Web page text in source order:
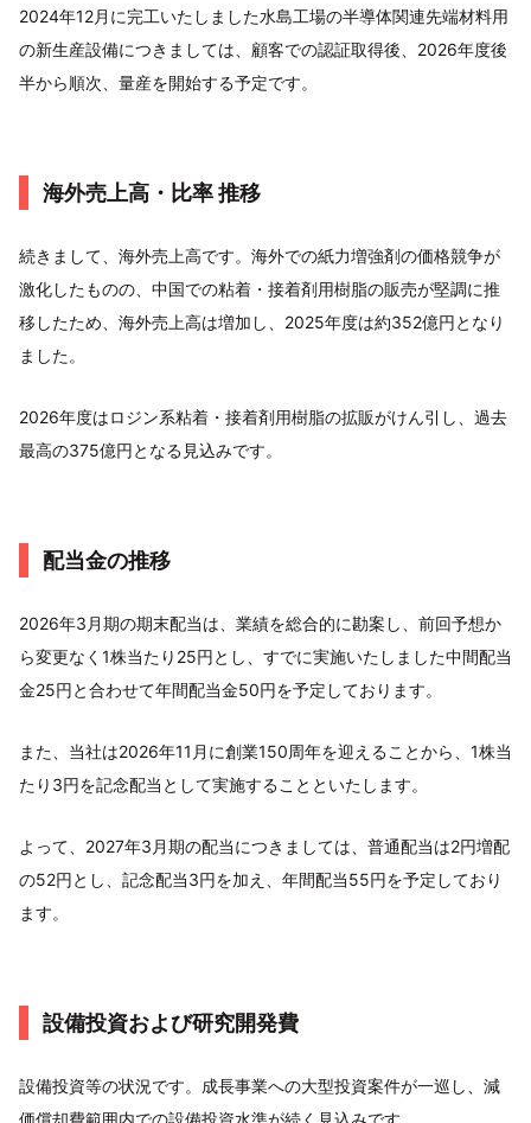
2024年12月に完工いたしました水島工場の半導体関連先端材料用
の新生産設備につきましては、顧客での認証取得後、2026年度後
半から順次、量産を開始する予定です。
海外売上高・比率 推移
続きまして、海外売上高です。海外での紙力増強剤の価格競争が
激化したものの、中国での粘着・接着剤用樹脂の販売が堅調に推
移したため、海外売上高は増加し、2025年度は約352億円となり
ました。
2026年度はロジン系粘着・接着剤用樹脂の拡販がけん引し、過去
最高の375億円となる見込みです。
配当金の推移
2026年3月期の期末配当は、業績を総合的に勘案し、前回予想か
ら変更なく1株当たり25円とし、すでに実施いたしました中間配当
金25円と合わせて年間配当金50円を予定しております。
また、当社は2026年11月に創業150周年を迎えることから、1株当
たり3円を記念配当として実施することといたします。
よって、2027年3月期の配当につきましては、普通配当は2円増配
の52円とし、記念配当3円を加え、年間配当55円を予定しており
ます。
設備投資および研究開発費
設備投資等の状況です。成長事業への大型投資案件が一巡し、減
価償却費範囲内での設備投資水準が続く見込みです。